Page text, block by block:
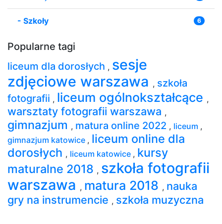
- Szkoły 6
Popularne tagi
liceum dla dorosłych , sesje
zdjęciowe warszawa , szkoła
fotografii , liceum ogólnokształcące ,
warsztaty fotografii warszawa ,
gimnazjum , matura online 2022 , liceum ,
gimnazjum katowice , liceum online dla
dorosłych , liceum katowice , kursy
maturalne 2018 , szkoła fotografii
warszawa , matura 2018 , nauka
gry na instrumencie , szkoła muzyczna